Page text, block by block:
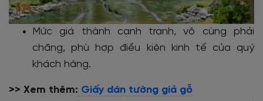
Mức giá thành cạnh tranh, vô cùng phải
chăng, phù hợp điều kiện kinh tế của quý
khách hàng.
>> Xem thêm: Giấy dán tường giả gỗ